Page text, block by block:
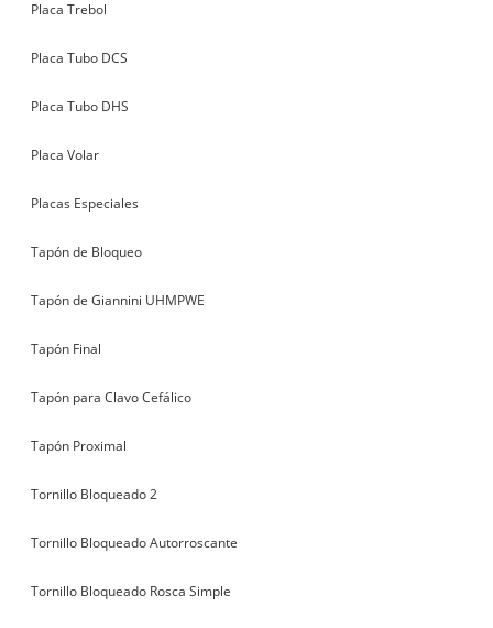
Placa Trebol
Placa Tubo DCS
Placa Tubo DHS
Placa Volar
Placas Especiales
Tapón de Bloqueo
Tapón de Giannini UHMPWE
Tapón Final
Tapón para Clavo Cefálico
Tapón Proximal
Tornillo Bloqueado 2
Tornillo Bloqueado Autorroscante
Tornillo Bloqueado Rosca Simple